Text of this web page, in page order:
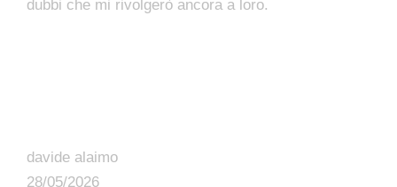
dubbi che mi rivolgerò ancora a loro.
davide alaimo
28/05/2026